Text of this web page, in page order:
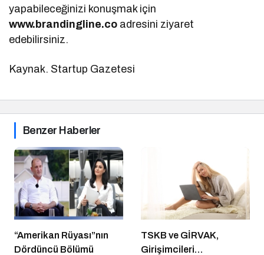
yapabileceğinizi konuşmak için
www.brandingline.co adresini ziyaret
edebilirsiniz.
Kaynak. Startup Gazetesi
Benzer Haberler
“Amerikan Rüyası”nın
Dördüncü Bölümü
TSKB ve GİRVAK,
Girişimcileri